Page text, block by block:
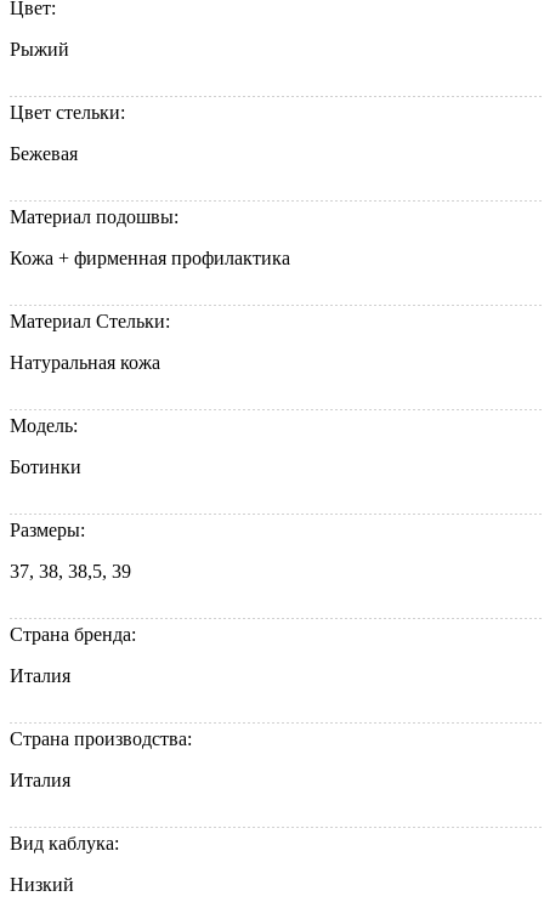
Цвет:
Рыжий
Цвет стельки:
Бежевая
Материал подошвы:
Кожа + фирменная профилактика
Материал Стельки:
Натуральная кожа
Модель:
Ботинки
Размеры:
37, 38, 38,5, 39
Страна бренда:
Италия
Страна производства:
Италия
Вид каблука:
Низкий